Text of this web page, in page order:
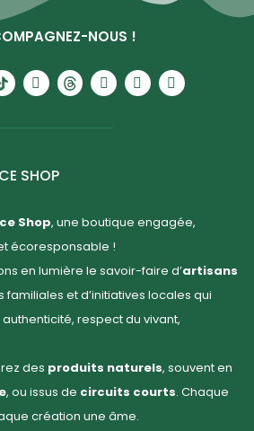
NOUS !
SHOP
Shop, une boutique engagée,
écoresponsable !
en lumière le savoir-faire d’artisans
familiales et d’initiatives locales qui
respect du vivant,
des produits naturels, souvent en
, ou issus de circuits courts. Chaque
création une âme.